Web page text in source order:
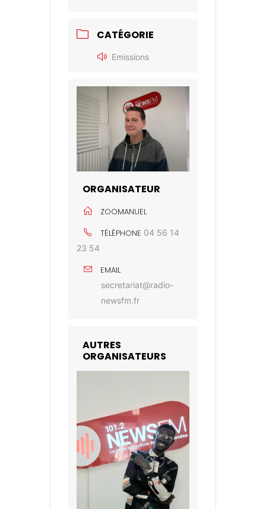
CATÉGORIE
Emissions
ORGANISATEUR
ZOOMANUEL
TÉLÉPHONE 04 56 14
23 54
EMAIL
secretariat@radio-
newsfm.fr
AUTRES
ORGANISATEURS